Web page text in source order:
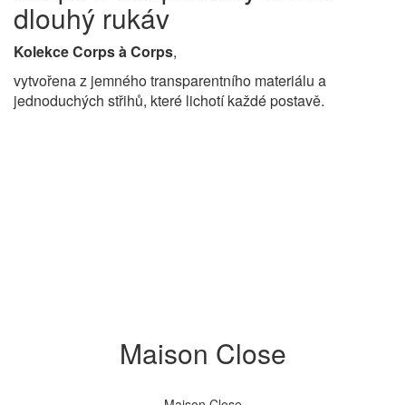
dlouhý rukáv
Kolekce Corps à Corps,
vytvořena z jemného transparentního materiálu a
jednoduchých střihů, které lichotí každé postavě.
Maison Close